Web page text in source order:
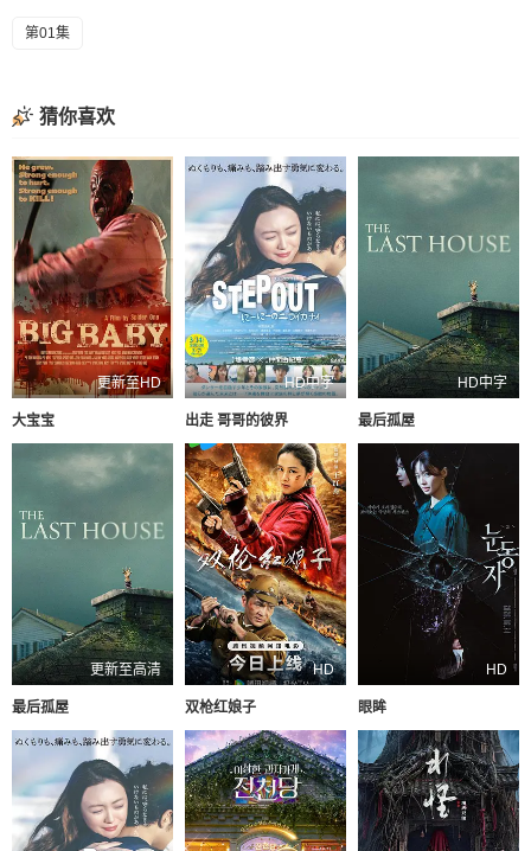
第01集
猜你喜欢
更新至HD
大宝宝
HD中字
出走 哥哥的彼界
HD中字
最后孤屋
更新至高清
最后孤屋
HD
双枪红娘子
HD
眼眸